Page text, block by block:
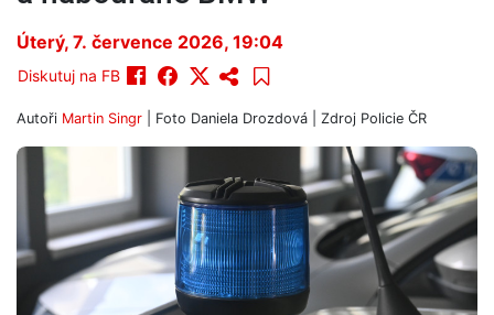
Úterý, 7. července 2026, 19:04
Diskutuj na FB
Autoři Martin Singr | Foto Daniela Drozdová | Zdroj Policie ČR